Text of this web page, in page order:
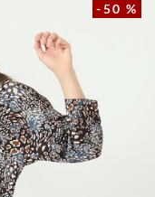
-50 %